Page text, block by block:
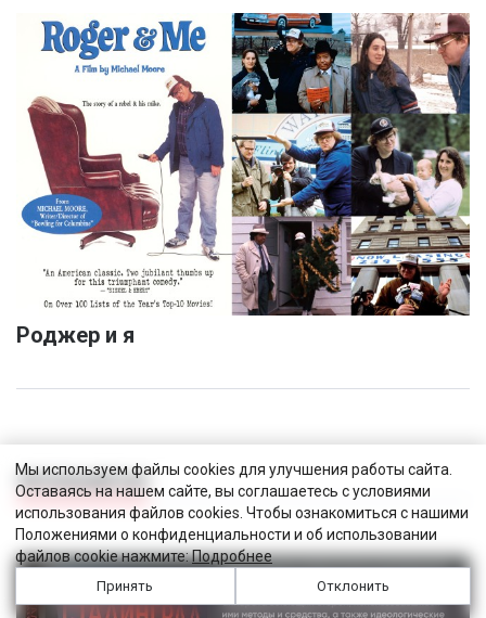
Роджер и я
ЧИТАЛЬНЫЙ ЗАЛ
Мы используем файлы cookies для улучшения работы сайта.
Оставаясь на нашем сайте, вы соглашаетесь с условиями
использования файлов cookies. Чтобы ознакомиться с нашими
Положениями о конфиденциальности и об использовании
файлов cookie нажмите:Подробнее
Принять Отклонить